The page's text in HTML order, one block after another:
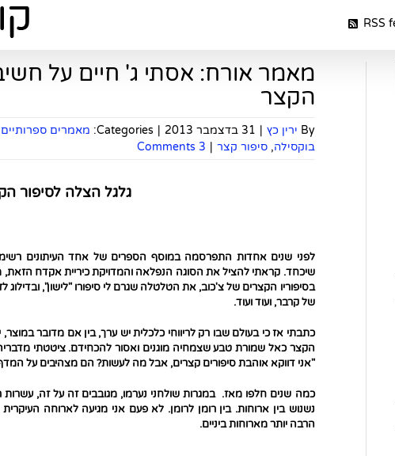
RSS
מאמר אורח: אסתי ג' חיים על
הקצר
By ירין כץ | 31 בדצמבר 2013 |
Categories: מאמרים ספרותיים
בוקסילה,סיפור קצר |
3 Comments
גלגל הצלה לסיפור
לפני שנים אחדות התפרסמה במוסף הספרים של אחד העיתונים
שיכחד. קראתי להציל את הסוגה הנפלאה והמדויקת כיריית אקדח
בסיפוריו הקצרים של צ'כוב, את הטלטלה שגרם לי סיפורו "לישון",
של קרבר, ועוד ועוד.
כתבתי אז כי בעולם שבו רק לריווחי כלכלית יש ערך, בין אם מדובר
הקצר כאל שמורת טבע שצמחיה מוגנים ואסור להכחידם. ציטטתי
"אני דווקא אוהבת סיפורים קצרים, אבל מה לעשות? הם מצהיבים על
כמה שנים חלפו מאז. במגרות שולחני נערמו, מגובבים זה על זה, עשרות
נשנוש בין ארוחות. בין רומן לרומן. לא פעם אני מגיעה לארוחה
הרבה יותר מארוחות ביניים.